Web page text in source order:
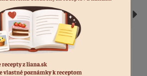
x 180 cm